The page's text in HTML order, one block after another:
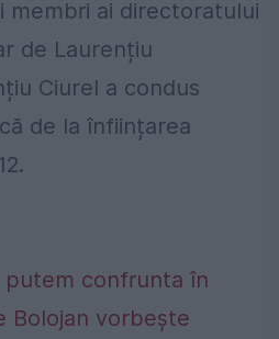
membri ai directoratului
de Laurențiu
Ciurel a condus
de la înființarea
putem confrunta în
Bolojan vorbește